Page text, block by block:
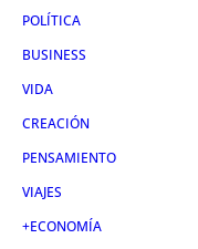
POLÍTICA
BUSINESS
VIDA
CREACIÓN
PENSAMIENTO
VIAJES
+ECONOMÍA